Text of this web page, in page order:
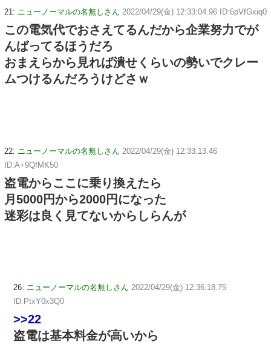
21: ニューノーマルの名無しさん 2022/04/29(金) 12:33:04.96 ID:6pVfGxiq0
この電気代でおさえてるんだから企業努力でが
んばってるほうだろ
おまえらから見れば潰せくらいの勢いでクレー
ムつけるんだろうけどさｗ
22: ニューノーマルの名無しさん 2022/04/29(金) 12:33:13.46
ID:A+9QfMK50
盗電からここに乗り換えたら
月5000円から2000円になった
迷彩は良く見てないからしらんが
26: ニューノーマルの名無しさん 2022/04/29(金) 12:36:18.75
ID:PtxY0x3Q0
>>22
盗電は基本料金が高いから